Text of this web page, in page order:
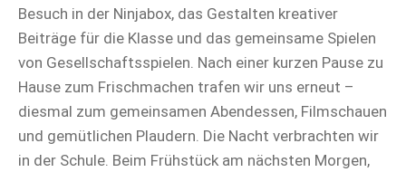
Besuch in der Ninjabox, das Gestalten kreativer
Beiträge für die Klasse und das gemeinsame Spielen
von Gesellschaftsspielen. Nach einer kurzen Pause zu
Hause zum Frischmachen trafen wir uns erneut –
diesmal zum gemeinsamen Abendessen, Filmschauen
und gemütlichen Plaudern. Die Nacht verbrachten wir
in der Schule. Beim Frühstück am nächsten Morgen,